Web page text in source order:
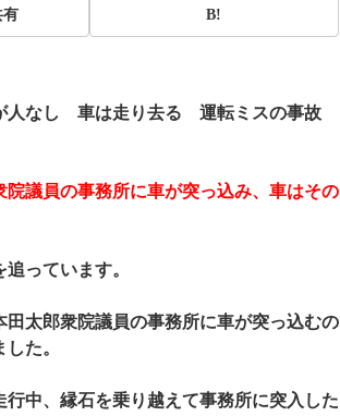
有 B!
人なし 車は走り去る 運転ミスの事故
議員の事務所に車が突っ込み、車はその
っています。
太郎衆院議員の事務所に車が突っ込むの
た。
中、縁石を乗り越えて事務所に突入した